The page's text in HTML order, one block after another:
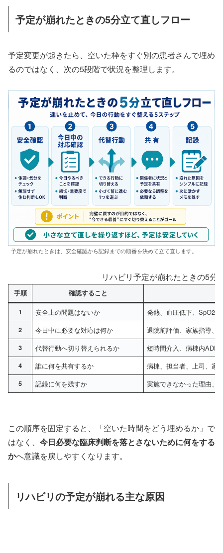
予定が崩れたときの5分立て直しフロー
予定変更が起きたら、空いた枠をすぐ別の患者さんで埋め
るのではなく、次の5段階で状況を整理します。
予定が崩れたときは、安全確認から記録までの順番を決めて立て直します。
リハビリ予定が崩れたときの5分
手順 確認すること
1 安全上の問題はないか 発熱、血圧低下、SpO2
2 今日中に必要な対応は何か 退院前評価、家族指導、
3 代替行動へ切り替えられるか 短時間介入、病棟内ADL
4 誰に何を共有するか 病棟、担当者、上司、家
5 記録に何を残すか 実施できなかった理由、
この順序を固定すると、「空いた時間をどう埋めるか」で
はなく、 今日必要な臨床判断を落とさないために何をする
かへ意識を戻しやすくなります。
リハビリの予定が崩れる主な原因